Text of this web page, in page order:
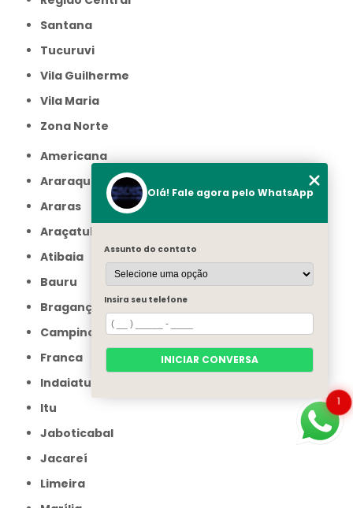
Santana
Tucuruvi
Vila Guilherme
Vila Maria
Zona Norte
Americana
Araraquara
Araras
Araçatuba
Atibaia
Bauru
Bragança Paulista
Campinas
Franca
Indaiatuba
Itu
Jaboticabal
Jacareí
Limeira
1
Olá! Fale agora pelo WhatsApp
Assunto do contato
Insira seu telefone
INICIAR CONVERSA